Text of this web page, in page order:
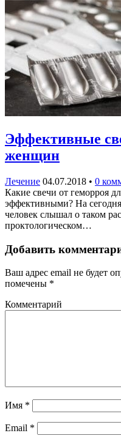
Эффективные
женщин
Лечение 04.07.2018 • 0
Какие свечи от геморроя
эффективными? На
человек слышал о таком
проктологическом…
Добавить
Ваш адрес email не будет
помечены *
Комментарий
Имя *
Email *